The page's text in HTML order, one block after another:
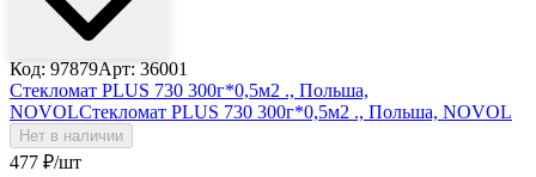
Код: 97879Арт: 36001
Стекломат PLUS 730 300г*0,5м2 ., Польша,
NOVOLСтекломат PLUS 730 300г*0,5м2 ., Польша, NOVOL
Нет в наличии
477 ₽/шт